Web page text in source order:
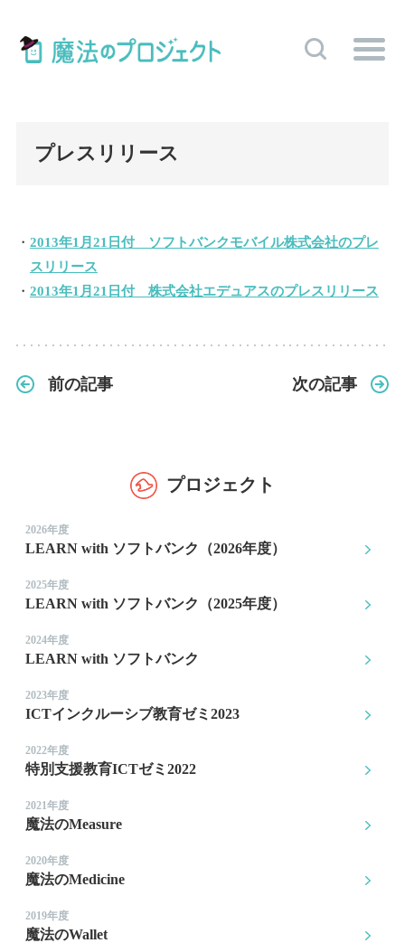
プレスリリース
2013年1月21日付 ソフトバンクモバイル株式会社のプレ
スリリース
2013年1月21日付 株式会社エデュアスのプレスリリース
前の記事 次の記事
プロジェクト
2026年度
LEARN with ソフトバンク（2026年度）
2025年度
LEARN with ソフトバンク（2025年度）
2024年度
LEARN with ソフトバンク
2023年度
ICTインクルーシブ教育ゼミ2023
2022年度
特別支援教育ICTゼミ2022
2021年度
魔法のMeasure
2020年度
魔法のMedicine
2019年度
魔法のWallet